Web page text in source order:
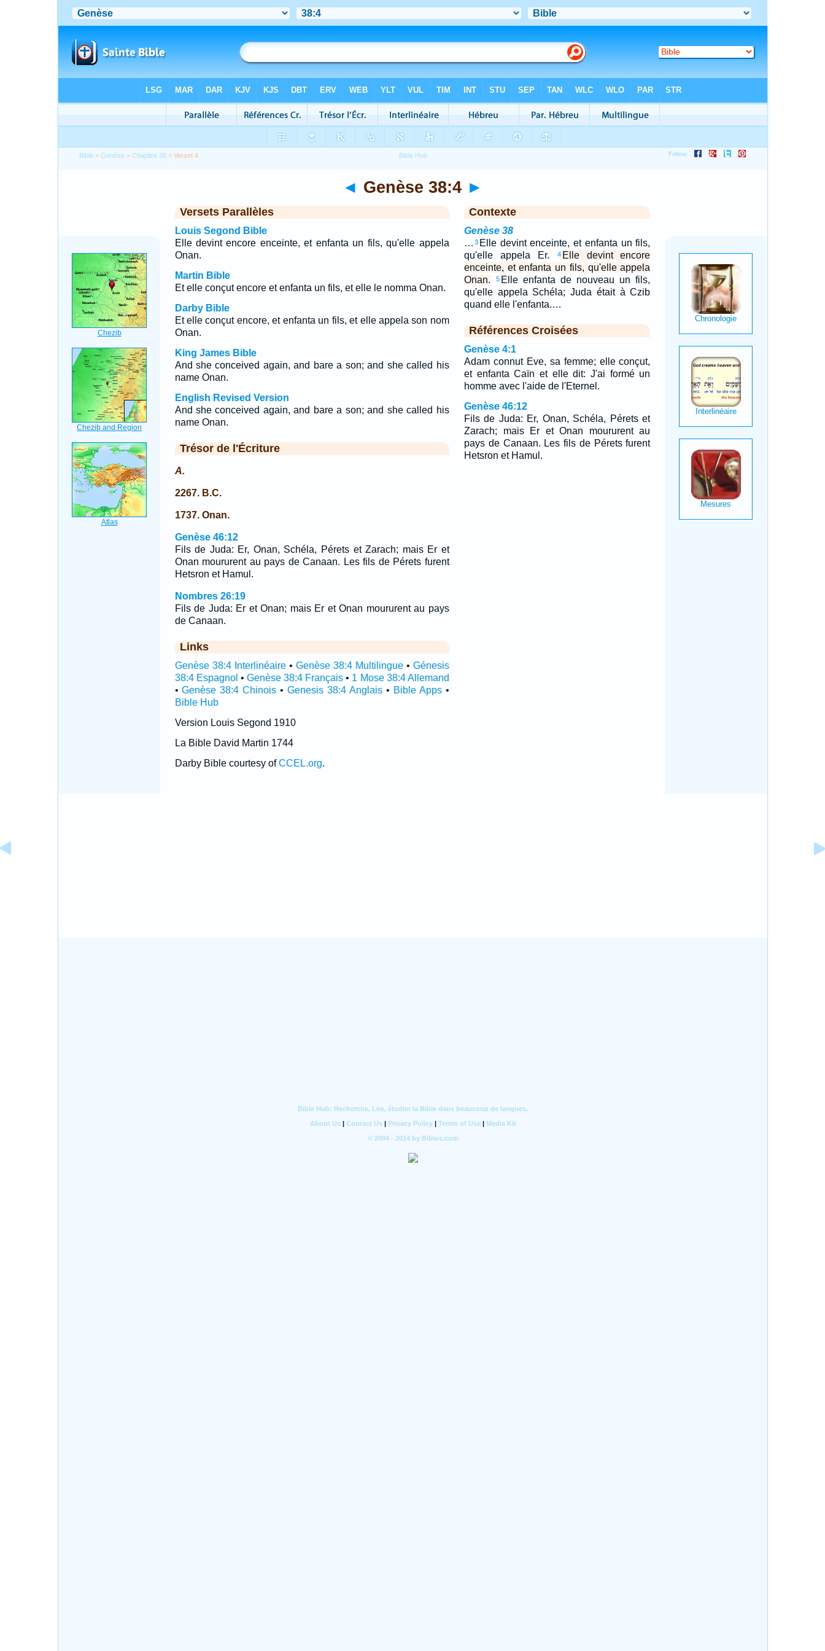
Bible >Genèse >Chapitre 38 > Verset 4
◄ Genèse 38:4 ►
Versets Parallèles
Louis Segond Bible
Elle devint encore enceinte, et enfanta un fils, qu'elle appela
Onan.
Martin Bible
Et elle conçut encore et enfanta un fils, et elle le nomma Onan.
Darby Bible
Et elle conçut encore, et enfanta un fils, et elle appela son nom
Onan.
King James Bible
And she conceived again, and bare a son; and she called his
name Onan.
English Revised Version
And she conceived again, and bare a son; and she called his
name Onan.
Trésor de l'Écriture
A.
2267. B.C.
1737. Onan.
Genèse 46:12
Fils de Juda: Er, Onan, Schéla, Pérets et Zarach; mais Er et
Onan moururent au pays de Canaan. Les fils de Pérets furent
Hetsron et Hamul.
Nombres 26:19
Fils de Juda: Er et Onan; mais Er et Onan moururent au pays
de Canaan.
Links
Genèse 38:4 Interlinéaire• Genèse 38:4 Multilingue• Génesis
38:4 Espagnol • Genèse 38:4 Français • 1 Mose 38:4 Allemand
•Genèse 38:4 Chinois •Genesis 38:4 Anglais • Bible Apps •
Bible Hub
Version Louis Segond 1910
La Bible David Martin 1744
Darby Bible courtesy ofCCEL.org.
Contexte
Genèse 38
… 3 Elle devint enceinte, et enfanta un fils,
qu'elle appela Er.
4 Elle devint encore
enceinte, et enfanta un fils, qu'elle appela
Onan.
5 Elle enfanta de nouveau un fils,
qu'elle appela Schéla; Juda était à Czib
quand elle l'enfanta.…
Références Croisées
Genèse 4:1
Adam connut Eve, sa femme; elle conçut,
et enfanta Caïn et elle dit: J'ai formé un
homme avec l'aide de l'Eternel.
Genèse 46:12
Fils de Juda: Er, Onan, Schéla, Pérets et
Zarach; mais Er et Onan moururent au
pays de Canaan. Les fils de Pérets furent
Hetsron et Hamul.